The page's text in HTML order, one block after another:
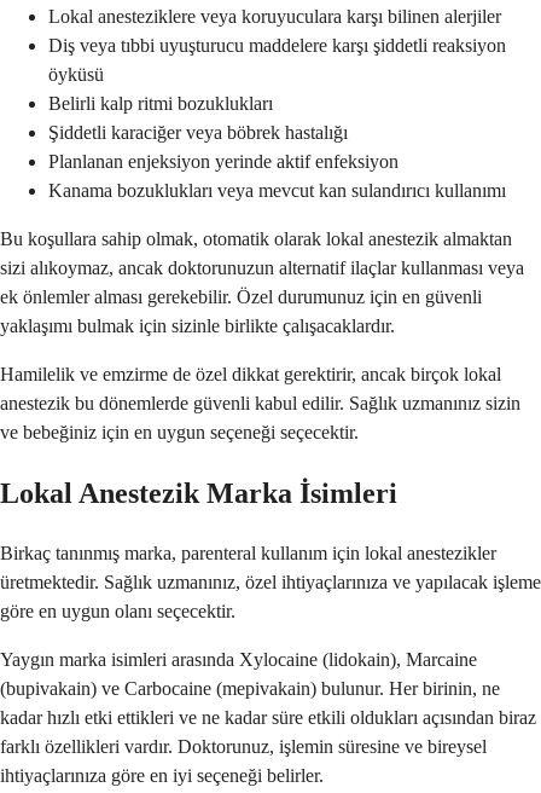
Lokal anesteziklere veya koruyuculara karşı bilinen alerjiler
Diş veya tıbbi uyuşturucu maddelere karşı şiddetli reaksiyon
öyküsü
Belirli kalp ritmi bozuklukları
Şiddetli karaciğer veya böbrek hastalığı
Planlanan enjeksiyon yerinde aktif enfeksiyon
Kanama bozuklukları veya mevcut kan sulandırıcı kullanımı
Bu koşullara sahip olmak, otomatik olarak lokal anestezik almaktan
sizi alıkoymaz, ancak doktorunuzun alternatif ilaçlar kullanması veya
ek önlemler alması gerekebilir. Özel durumunuz için en güvenli
yaklaşımı bulmak için sizinle birlikte çalışacaklardır.
Hamilelik ve emzirme de özel dikkat gerektirir, ancak birçok lokal
anestezik bu dönemlerde güvenli kabul edilir. Sağlık uzmanınız sizin
ve bebeğiniz için en uygun seçeneği seçecektir.
Lokal Anestezik Marka İsimleri
Birkaç tanınmış marka, parenteral kullanım için lokal anestezikler
üretmektedir. Sağlık uzmanınız, özel ihtiyaçlarınıza ve yapılacak işleme
göre en uygun olanı seçecektir.
Yaygın marka isimleri arasında Xylocaine (lidokain), Marcaine
(bupivakain) ve Carbocaine (mepivakain) bulunur. Her birinin, ne
kadar hızlı etki ettikleri ve ne kadar süre etkili oldukları açısından biraz
farklı özellikleri vardır. Doktorunuz, işlemin süresine ve bireysel
ihtiyaçlarınıza göre en iyi seçeneği belirler.